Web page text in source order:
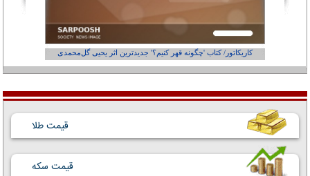
کاریکاتور/ کتاب 'چگونه قهر کنیم؟' جدیدترین اثر یحیی گل‌محمدی
قیمت طلا
قیمت سکه